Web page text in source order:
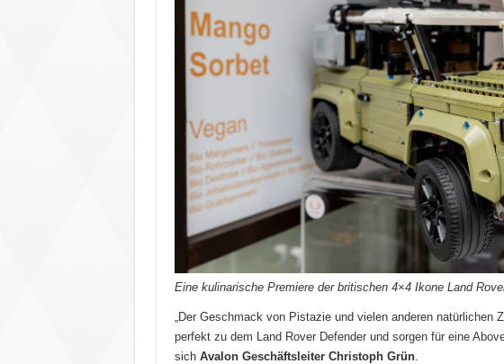
Eine kulinarische Premiere der britischen 4×4 Ikone Land
„Der Geschmack von Pistazie und vielen anderen natürlichen
perfekt zu dem Land Rover Defender und sorgen für eine
sich Avalon Geschäftsleiter Christoph Grün.